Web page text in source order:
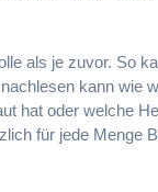
als je zuvor. So
kann wie
hat oder welche
für jede Menge